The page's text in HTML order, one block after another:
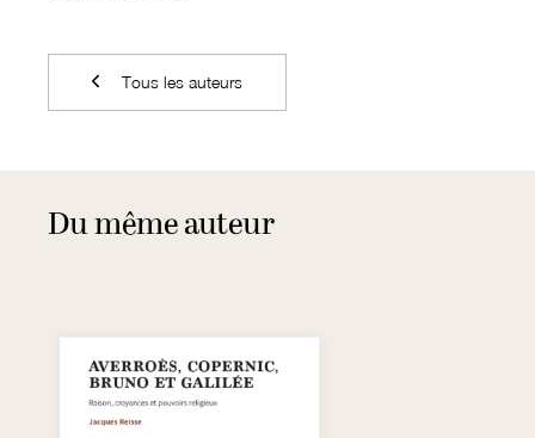
Tous les auteurs
Du même auteur